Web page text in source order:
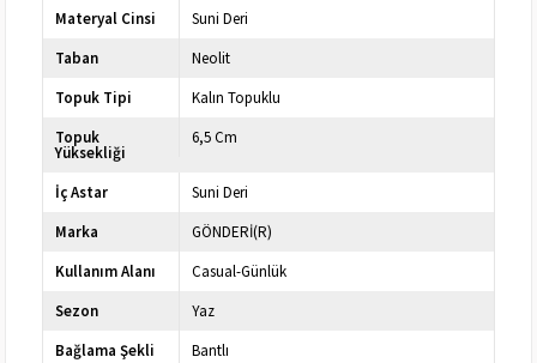
Materyal Cinsi
Suni Deri
Taban
Neolit
Topuk Tipi
Kalın Topuklu
Topuk
Yüksekliği
6,5 Cm
İç Astar
Suni Deri
Marka
GÖNDERİ(R)
Kullanım Alanı
Casual-Günlük
Sezon
Yaz
Bağlama Şekli
Bantlı